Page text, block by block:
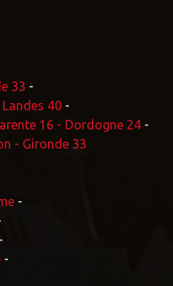
33 -
40 -
16 - Dordogne 24 -
- Gironde 33
-
-
-